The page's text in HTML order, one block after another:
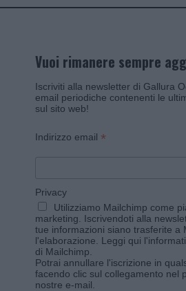
Vuoi rimanere sempre
Iscriviti alla newsletter di Gallura
email periodiche contenenti le
sul sito web!
Indirizzo email *
Privacy
Utilizziamo Mailchimp come
marketing. Iscrivendoti alla
tue informazioni siano trasferite a
l'elaborazione. Leggi qui
di Mailchimp
Potrai annullare l'iscrizione in
facendo clic sul collegamento nel
nostre e-mail.